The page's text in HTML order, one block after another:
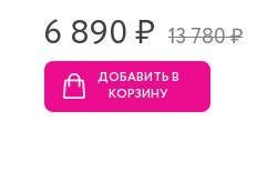
6 890 ₷ 13 780 ₷
ДОБАВИТЬ В
КОРЗИНУ